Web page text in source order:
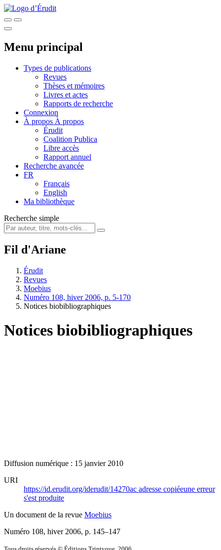
Menu principal
Types de publications
Revues
Thèses et mémoires
Livres et actes
Rapports de recherche
Connexion
À propos À propos
Érudit
Coalition Publica
Libre accès
Rapport annuel
Recherche avancée
FR
Français
English
Ma bibliothèque
Recherche simple
Fil d'Ariane
Érudit
Revues
Moebius
Numéro 108, hiver 2006, p. 5-170
Notices biobibliographiques
Notices biobibliographiques
Diffusion numérique : 15 janvier 2010
URI
https://id.erudit.org/iderudit/14270ac adresse copiéeune erreur
s'est produite
Un document de la revue Moebius
Numéro 108, hiver 2006, p. 145–147
Tous droits réservés © Éditions Triptyque, 2006